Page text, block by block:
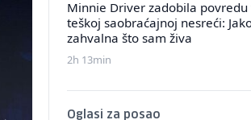
Minnie Driver zadobila povredu
teškoj saobraćajnoj nesreći:
zahvalna što sam živa
2h 13min
Oglasi za posao